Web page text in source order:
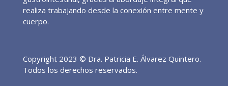
realiza trabajando desde la conexión entre mente y
cuerpo.
Copyright 2023 © Dra. Patricia E. Álvarez Quintero.
Todos los derechos reservados.